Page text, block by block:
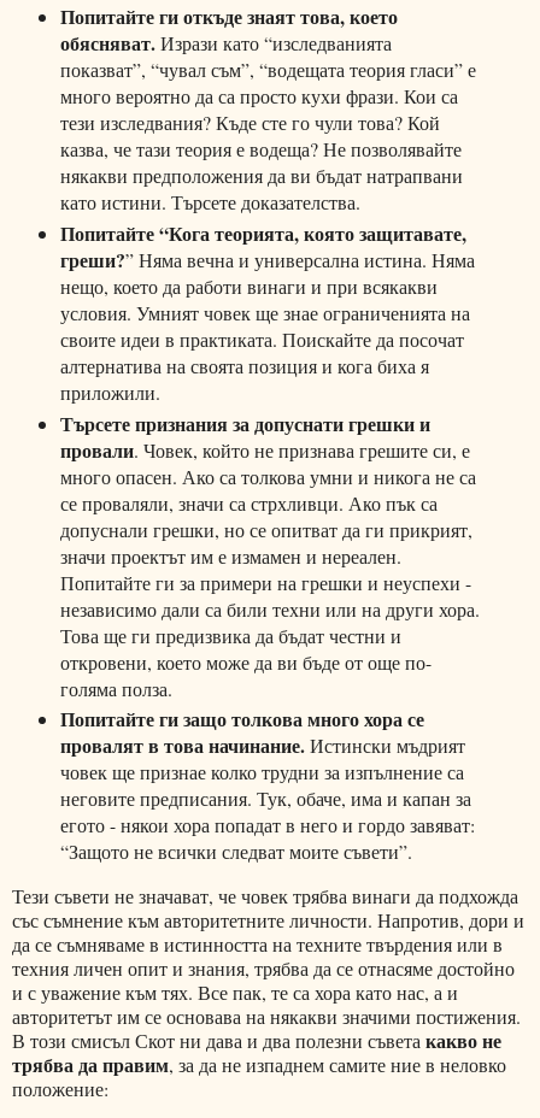
Попитайте ги откъде знаят това, което
обясняват.Изрази като “изследванията
показват”, “чувал съм”, “водещата теория гласи” е
много вероятно да са просто кухи фрази. Кои са
тези изследвания? Къде сте го чули това? Кой
казва, че тази теория е водеща? Не позволявайте
някакви предположения да ви бъдат натрапвани
като истини. Търсете доказателства.
Попитайте “Кога теорията, която защитавате,
греши?” Няма вечна и универсална истина. Няма
нещо, което да работи винаги и при всякакви
условия. Умният човек ще знае ограниченията на
своите идеи в практиката. Поискайте да посочат
алтернатива на своята позиция и кога биха я
приложили.
Търсете признания за допуснати грешки и
провали. Човек, който не признава грешите си, е
много опасен. Ако са толкова умни и никога не са
се проваляли, значи са стрхливци. Ако пък са
допуснали грешки, но се опитват да ги прикрият,
значи проектът им е измамен и нереален.
Попитайте ги за примери на грешки и неуспехи -
независимо дали са били техни или на други хора.
Това ще ги предизвика да бъдат честни и
откровени, което може да ви бъде от още по-
голяма полза.
Попитайте ги защо толкова много хора се
провалят в това начинание.Истински мъдрият
човек ще признае колко трудни за изпълнение са
неговите предписания. Тук, обаче, има и капан за
егото - някои хора попадат в него и гордо завяват:
“Защото не всички следват моите съвети”.
Тези съвети не значават, че човек трябва винаги да подхожда
със съмнение към авторитетните личности. Напротив, дори и
да се съмняваме в истинността на техните твърдения или в
техния личен опит и знания, трябва да се отнасяме достойно
и с уважение към тях. Все пак, те са хора като нас, а и
авторитетът им се основава на някакви значими постижения.
В този смисъл Скот ни дава и два полезни съветакакво не
трябва да правим, за да не изпаднем самите ние в неловко
положение: